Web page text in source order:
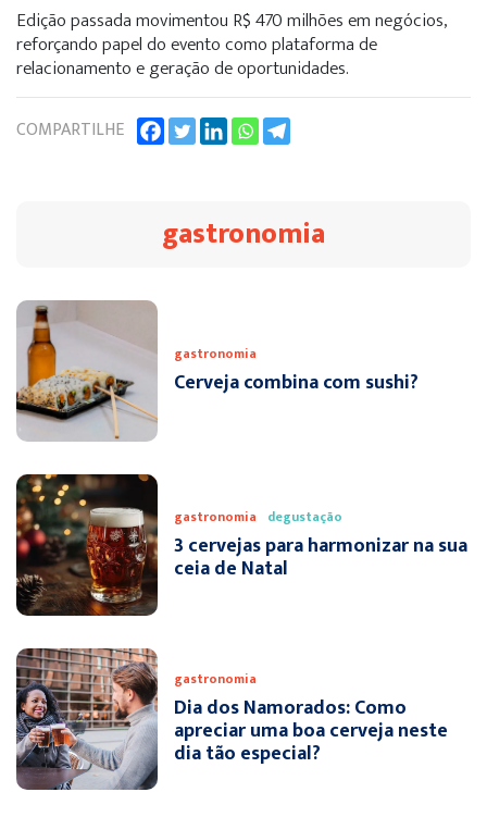
Edição passada movimentou R$ 470 milhões em negócios,
reforçando papel do evento como plataforma de
relacionamento e geração de oportunidades.
COMPARTILHE
gastronomia
gastronomia
Cerveja combina com sushi?
gastronomia degustação
3 cervejas para harmonizar na sua
ceia de Natal
gastronomia
Dia dos Namorados: Como
apreciar uma boa cerveja neste
dia tão especial?